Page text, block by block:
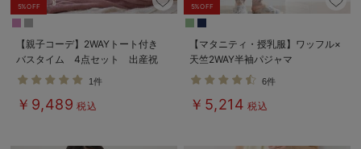
5%OFF
【親子コーデ】2WAYトート付き
バスタイム 4点セット 出産祝
い マタニティ・産後
1件
￥9,489 税込
5%OFF
【マタニティ・授乳服】ワッフル×
天竺2WAY半袖パジャマ
6件
￥5,214 税込